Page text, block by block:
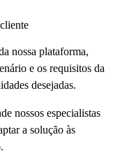
nossa plataforma,
e os requisitos da
desejadas.
nossos especialistas
a solução às